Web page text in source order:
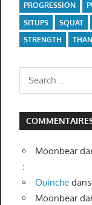
PROGRESSION
SITUPS
SQUAT
STRENGTH
Search
Moonbear
:
Ouinchedans
Moonbear